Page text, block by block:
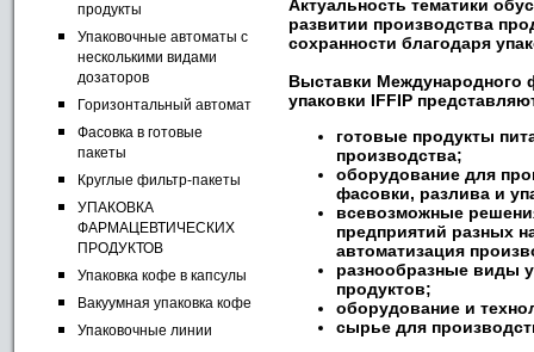
Актуальность тематики
развитии производства
сохранности благодаря
Выставки Международного
упаковки IFFIP
готовые продукты
производства;
оборудование для
фасовки, разлива и
всевозможные
предприятий разных
автоматизация
разнообразные виды
продуктов;
оборудование и
сырье для
продукты
Упаковочные автоматы с
несколькими видами
дозаторов
Горизонтальный автомат
Фасовка в готовые
пакеты
Круглые фильтр-пакеты
УПАКОВКА
ФАРМАЦЕВТИЧЕСКИХ
ПРОДУКТОВ
Упаковка кофе в капсулы
Вакуумная упаковка кофе
Упаковочные линии